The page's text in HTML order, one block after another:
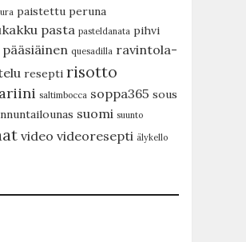
paistettu peruna
pasta pasteldanata pihvi
pääsiäinen quesadilla ravintola-
resepti risotto
saltimbocca soppa365 sous
suomi suunto
video videoresepti älykello